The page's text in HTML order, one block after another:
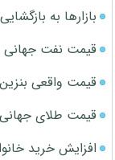
بازارها به
قیمت نفت جهانی امروز
قیمت واقعی
قیمت طلای جهانی امروز 18
افزایش خرید